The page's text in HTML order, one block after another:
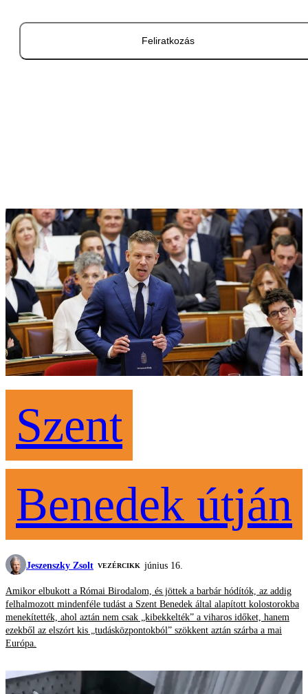
Feliratkozás
Szent
Benedek útján
Jeszenszky Zsolt VEZÉRCIKK június 16.
Amikor elbukott a Római Birodalom, és jöttek a barbár hódítók, az addig
felhalmozott mindenféle tudást a Szent Benedek által alapított kolostorokba
menekítették, ahol aztán nem csak „kibekkelték” a viharos időket, hanem
ezekből az elszórt kis „tudásközpontokból” szökkent aztán szárba a mai
Európa.